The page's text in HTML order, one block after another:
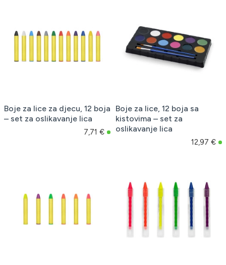
Boje za lice za djecu, 12 boja
– set za oslikavanje lica
7,71 €
Boje za lice, 12 boja sa
kistovima – set za
oslikavanje lica
12,97 €